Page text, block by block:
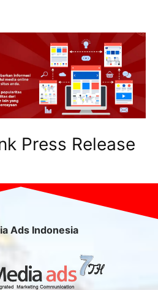
Press Release
Ads Indonesia